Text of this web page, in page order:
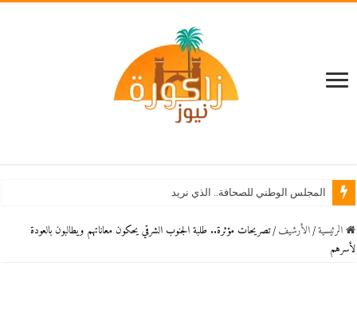
المجلس الوطني للصحافة.. الذي نريد
الرئيسية / اﻷرشيف /تصريحات مؤثرة.. طلبة الجنوب الشرقي يحكون معاناتهم ويطالبون بالعودة
لأسرهم